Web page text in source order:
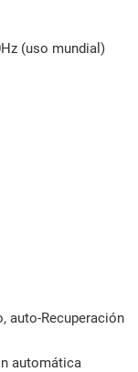
(uso mundial)
auto-Recuperación
automática